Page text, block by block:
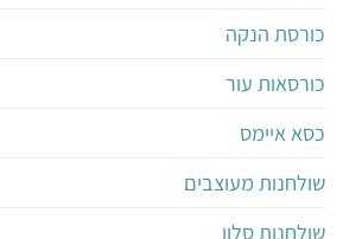
כורסת הנקה
כורסאות עור
כסא איימס
שולחנות מעוצבים
שולחנות סלון